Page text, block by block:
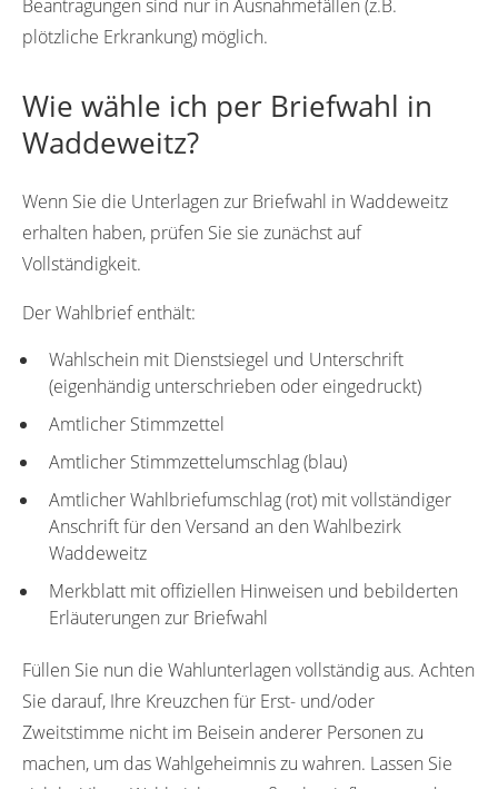
Beantragungen sind nur in Ausnahmefällen (z.B.
plötzliche Erkrankung) möglich.
Wie wähle ich per Briefwahl in
Waddeweitz?
Wenn Sie die Unterlagen zur Briefwahl in Waddeweitz
erhalten haben, prüfen Sie sie zunächst auf
Vollständigkeit.
Der Wahlbrief enthält:
Wahlschein mit Dienstsiegel und Unterschrift
(eigenhändig unterschrieben oder eingedruckt)
Amtlicher Stimmzettel
Amtlicher Stimmzettelumschlag (blau)
Amtlicher Wahlbriefumschlag (rot) mit vollständiger
Anschrift für den Versand an den Wahlbezirk
Waddeweitz
Merkblatt mit offiziellen Hinweisen und bebilderten
Erläuterungen zur Briefwahl
Füllen Sie nun die Wahlunterlagen vollständig aus. Achten
Sie darauf, Ihre Kreuzchen für Erst- und/oder
Zweitstimme nicht im Beisein anderer Personen zu
machen, um das Wahlgeheimnis zu wahren. Lassen Sie